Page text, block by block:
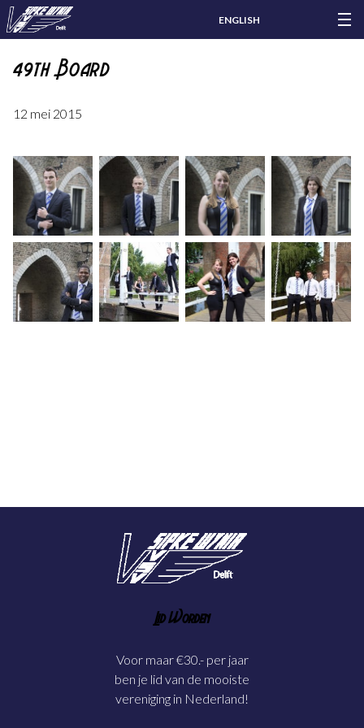
ENGLISH
49th Board
12 mei 2015
Lid Worden
Voor maar €30.- per jaar
ben je lid van de mooiste
vereniging in Nederland!